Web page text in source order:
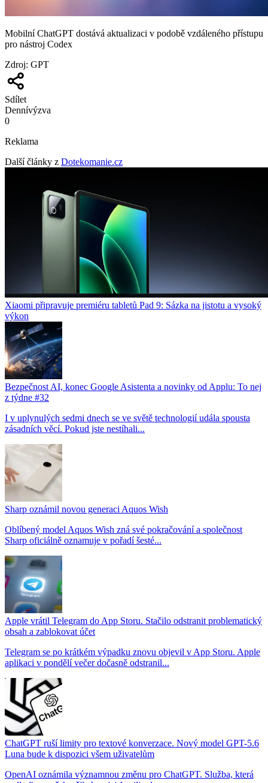
Mobilní ChatGPT dostává aktualizaci v podobě vzdáleného přístupu
pro nástroj Codex
Zdroj: GPT
Sdílet
Dennívýzva
0
Reklama
Další články z Dotekomanie.cz
Xiaomi připravuje premiéru tabletů Pad 9: Sázka na jistotu a vysoký
výkon
Bezpečnost AI, konec Google Asistenta a novinky od Applu: To nej
z týdne #32
I v uplynulých sedmi dnech se ve světě technologií udála spousta
zásadních věcí. Pokud jste nestíhali...
Sharp oznámil novou generaci Aquos Wish
Oblíbený model Aquos Wish zná své pokračování a společnost
Sharp oficiálně oznamuje v pořadí šesté...
Apple vrátil Telegram do App Storu. Stačilo odstranit problematický
obsah a zablokovat účet
Telegram se po krátkém výpadku znovu objevil v App Storu. Apple
aplikaci v pondělí večer dočasně odstranil...
ChatGPT ruší limity pro textové konverzace. Nový model GPT-5.6
Luna bude k dispozici všem uživatelům
OpenAI oznámila významnou změnu pro ChatGPT. Služba, která